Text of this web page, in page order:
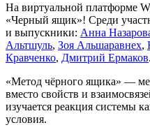
На виртуальной платформе
«Черный ящик»! Cреди
и выпускники: Анна
Альтшуль, Зоя Альшаравнех,
Кравченко, Дмитрий Ермаков
«Метод чёрного ящика» —
вместо свойств и
изучается реакция системы
условия.